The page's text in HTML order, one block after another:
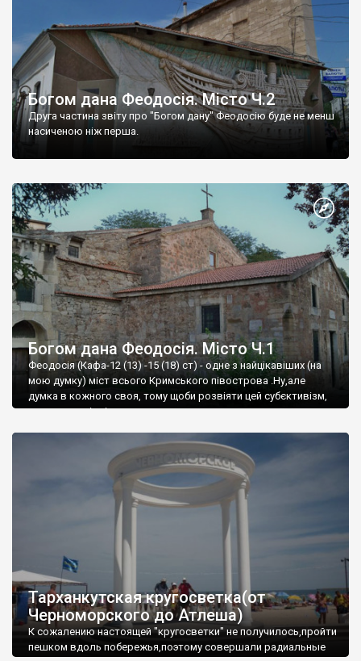
Богом дана Феодосія. Місто Ч.2
Друга частина звіту про "Богом дану" Феодосію буде не менш
насиченою ніж перша.
Богом дана Феодосія. Місто Ч.1
Феодосія (Кафа-12 (13) -15 (18) ст) - одне з найцікавіших (на
мою думку) міст всього Кримського півострова .Ну,але
думка в кожного своя, тому щоби розвіяти цей субєктивізм,
запрошую відвідати це
Тарханкутская кругосветка(от
Черноморского до Атлеша)
К сожалению настоящей "кругосветки" не получилось,пройти
пешком вдоль побережья,поэтому совершали радиальные